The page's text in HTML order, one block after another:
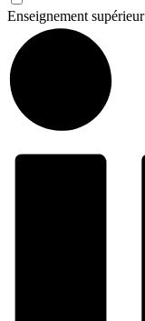
Enseignement supérieur